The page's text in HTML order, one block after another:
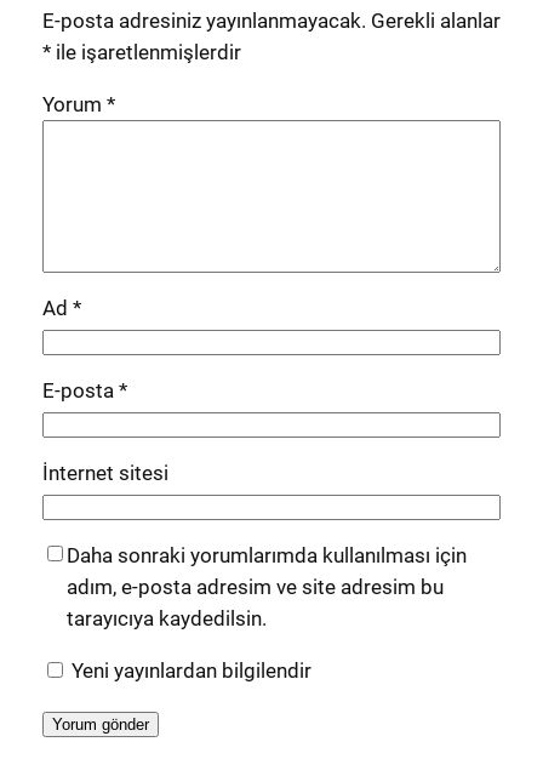
E-posta adresiniz yayınlanmayacak. Gerekli alanlar
*ile işaretlenmişlerdir
Yorum *
Ad *
E-posta *
İnternet sitesi
Daha sonraki yorumlarımda kullanılması için
adım, e-posta adresim ve site adresim bu
tarayıcıya kaydedilsin.
Yeni yayınlardan bilgilendir